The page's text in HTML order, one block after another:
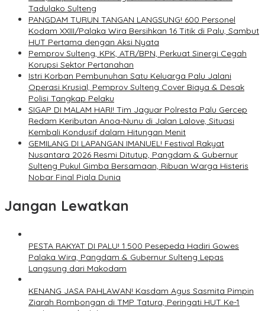
Tadulako Sulteng
PANGDAM TURUN TANGAN LANGSUNG! 600 Personel
Kodam XXIII/Palaka Wira Bersihkan 16 Titik di Palu, Sambut
HUT Pertama dengan Aksi Nyata
Pemprov Sulteng, KPK, ATR/BPN, Perkuat Sinergi Cegah
Korupsi Sektor Pertanahan
Istri Korban Pembunuhan Satu Keluarga Palu Jalani
Operasi Krusial, Pemprov Sulteng Cover Biaya & Desak
Polisi Tangkap Pelaku
SIGAP DI MALAM HARI! Tim Jaguar Polresta Palu Gercep
Redam Keributan Anoa-Nunu di Jalan Lalove, Situasi
Kembali Kondusif dalam Hitungan Menit
GEMILANG DI LAPANGAN IMANUEL! Festival Rakyat
Nusantara 2026 Resmi Ditutup, Pangdam & Gubernur
Sulteng Pukul Gimba Bersamaan, Ribuan Warga Histeris
Nobar Final Piala Dunia
Jangan Lewatkan
PESTA RAKYAT DI PALU! 1.500 Pesepeda Hadiri Gowes
Palaka Wira, Pangdam & Gubernur Sulteng Lepas
Langsung dari Makodam
KENANG JASA PAHLAWAN! Kasdam Agus Sasmita Pimpin
Ziarah Rombongan di TMP Tatura, Peringati HUT Ke-1